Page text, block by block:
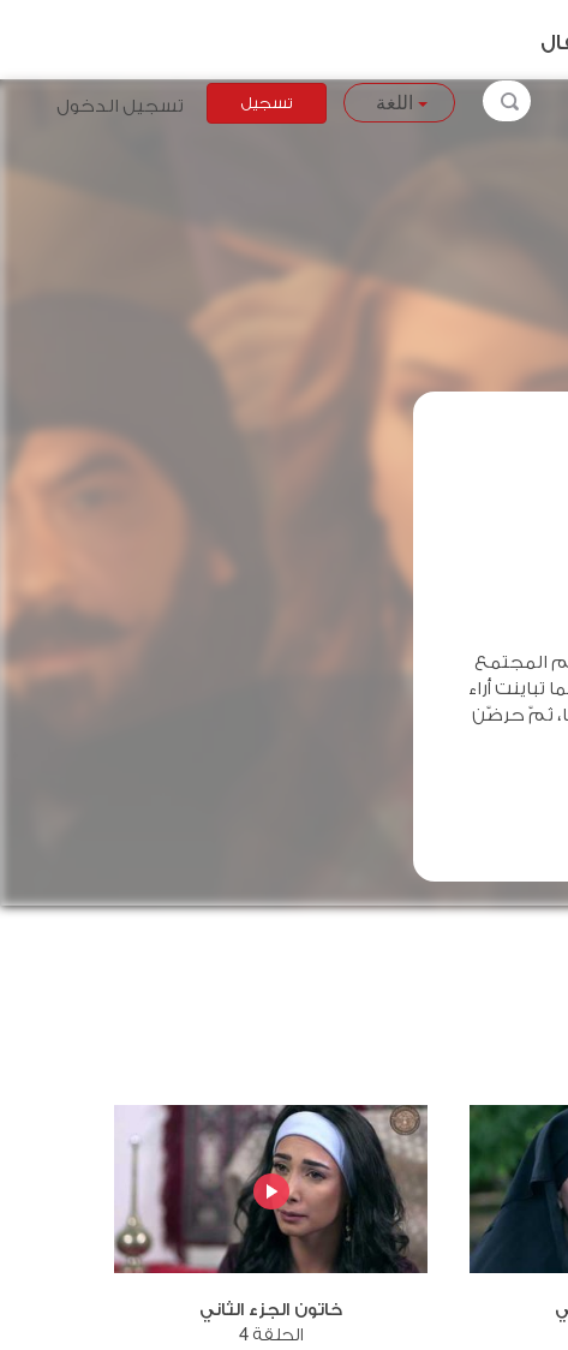
المجتمع
أراء
ثمّ حرضّن
خاتون الجزء الثاني
الحلقة 4
اللغة تسجيل تسجيل الدخول